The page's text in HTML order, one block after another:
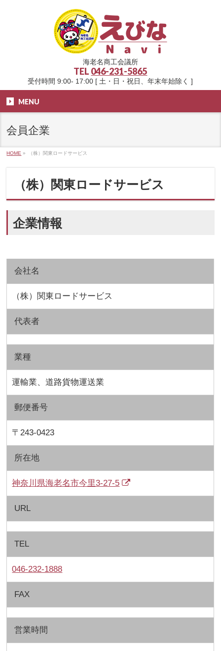
海老名商工会議所
TEL 046-231-5865
受付時間 9:00- 17:00 [ 土・日・祝日、年末年始除く ]
MENU
会員企業
HOME » （株）関東ロードサービス
（株）関東ロードサービス
企業情報
会社名
（株）関東ロードサービス
代表者
業種
運輸業、道路貨物運送業
郵便番号
〒243-0423
所在地
神奈川県海老名市今里3-27-5
URL
TEL
046-232-1888
FAX
営業時間